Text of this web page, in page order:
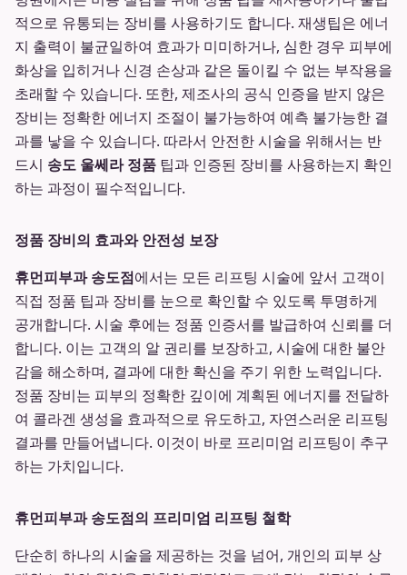
적으로 유통되는 장비를 사용하기도 합니다. 재생팁은 에너
지 출력이 불균일하여 효과가 미미하거나, 심한 경우 피부에
화상을 입히거나 신경 손상과 같은 돌이킬 수 없는 부작용을
초래할 수 있습니다. 또한, 제조사의 공식 인증을 받지 않은
장비는 정확한 에너지 조절이 불가능하여 예측 불가능한 결
과를 낳을 수 있습니다. 따라서 안전한 시술을 위해서는 반
드시 송도 울쎄라 정품 팁과 인증된 장비를 사용하는지 확인
하는 과정이 필수적입니다.
정품 장비의 효과와 안전성 보장
휴먼피부과 송도점에서는 모든 리프팅 시술에 앞서 고객이
직접 정품 팁과 장비를 눈으로 확인할 수 있도록 투명하게
공개합니다. 시술 후에는 정품 인증서를 발급하여 신뢰를 더
합니다. 이는 고객의 알 권리를 보장하고, 시술에 대한 불안
감을 해소하며, 결과에 대한 확신을 주기 위한 노력입니다.
정품 장비는 피부의 정확한 깊이에 계획된 에너지를 전달하
여 콜라겐 생성을 효과적으로 유도하고, 자연스러운 리프팅
결과를 만들어냅니다. 이것이 바로 프리미엄 리프팅이 추구
하는 가치입니다.
휴먼피부과 송도점의 프리미엄 리프팅 철학
단순히 하나의 시술을 제공하는 것을 넘어, 개인의 피부 상